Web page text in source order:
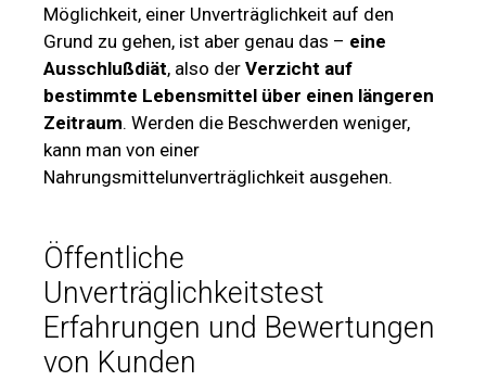
Möglichkeit, einer Unverträglichkeit auf den
Grund zu gehen, ist aber genau das – eine
Ausschlußdiät, also der Verzicht auf
bestimmte Lebensmittel über einen längeren
Zeitraum. Werden die Beschwerden weniger,
kann man von einer
Nahrungsmittelunverträglichkeit ausgehen.
Öffentliche
Unverträglichkeitstest
Erfahrungen und Bewertungen
von Kunden